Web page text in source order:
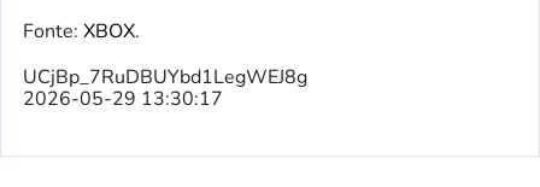
Fonte: XBOX.
UCjBp_7RuDBUYbd1LegWEJ8g
2026-05-29 13:30:17